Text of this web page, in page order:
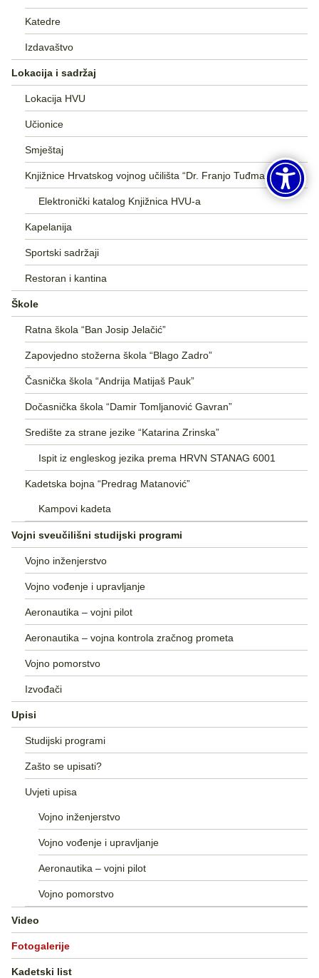
Katedre
Izdavaštvo
Lokacija i sadržaj
Lokacija HVU
Učionice
Smještaj
Knjižnice Hrvatskog vojnog učilišta “Dr. Franjo Tuđman”
Elektronički katalog Knjižnica HVU-a
Kapelanija
Sportski sadržaji
Restoran i kantina
Škole
Ratna škola “Ban Josip Jelačić”
Zapovjedno stožerna škola “Blago Zadro”
Časnička škola “Andrija Matijaš Pauk”
Dočasnička škola “Damir Tomljanović Gavran”
Središte za strane jezike “Katarina Zrinska”
Ispit iz engleskog jezika prema HRVN STANAG 6001
Kadetska bojna “Predrag Matanović”
Kampovi kadeta
Vojni sveučilišni studijski programi
Vojno inženjerstvo
Vojno vođenje i upravljanje
Aeronautika – vojni pilot
Aeronautika – vojna kontrola zračnog prometa
Vojno pomorstvo
Izvođači
Upisi
Studijski programi
Zašto se upisati?
Uvjeti upisa
Vojno inženjerstvo
Vojno vođenje i upravljanje
Aeronautika – vojni pilot
Vojno pomorstvo
Video
Fotogalerije
Kadetski list